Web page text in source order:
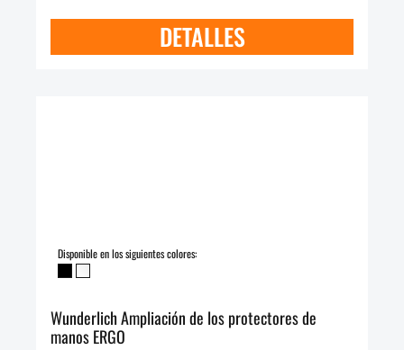
DETALLES
Disponible en los siguientes colores:
Wunderlich Ampliación de los protectores de
manos ERGO